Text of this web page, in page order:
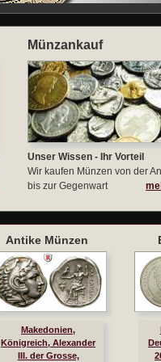
Münzankauf
Unser Wissen - Ihr Vorteil
Wir kaufen Münzen von der
bis zur Gegenwart
Antike Münzen
Makedonien,
Königreich, Alexander
III. der Grosse,